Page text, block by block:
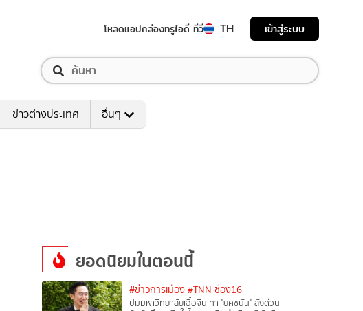
โหลดแอปกล่องทรูไอดี ทีวี TH เข้าสู่ระบบ
ข่าวต่างประเทศ อื่นๆ
ยอดนิยมในตอนนี้
#ข่าวการเมือง #TNN ช่อง16
ปมมหาวิทยาลัยเอื้อจีนเทา "ยศชนัน" สั่งด่วน